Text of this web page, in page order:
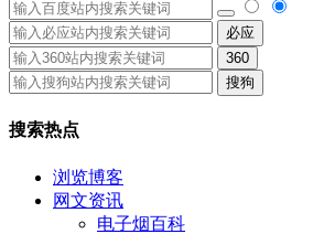
必应
360
搜狗
搜索热点
浏览博客
网文资讯
电子烟百科